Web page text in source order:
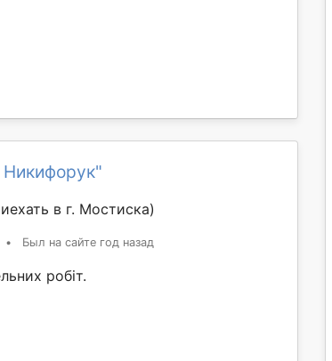
в г. Мостиска)
• Был на сайте год назад
робіт.